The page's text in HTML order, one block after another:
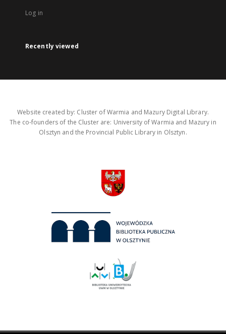
Log in
Recently viewed
Website created by: Cluster of Warmia and Mazury Digital Library.
The co-founders of the Cluster are: University of Warmia and Mazury in
Olsztyn and the Provincial Public Library in Olsztyn.